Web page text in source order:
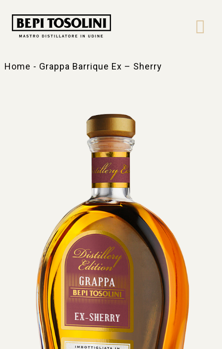
Home - Grappa Barrique Ex – Sherry